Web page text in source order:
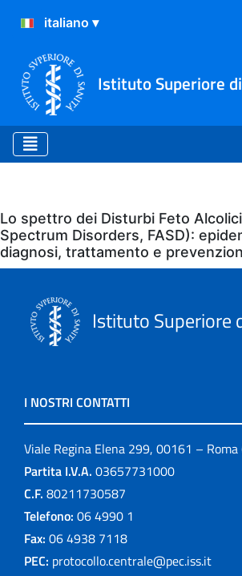
Istituto Superiore
Eventi
Lo spettro dei Disturbi Feto
Spectrum Disorders, FASD):
diagnosi, trattamento e
Istituto Superiore
I NOSTRI CONTATTI
Viale Regina Elena 299, 00161 – Roma
Partita I.V.A. 03657731000
C.F. 80211730587
Telefono: 06 4990 1
Fax: 06 4938 7118
PEC: protocollo.centrale@pec.iss.it